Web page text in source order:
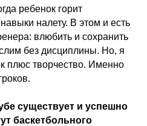
ребенок горит
налету. В этом и есть
влюбить и сохранить
без дисциплины. Но, я
плюс творчество. Именно
существует и успешно
баскетбольного